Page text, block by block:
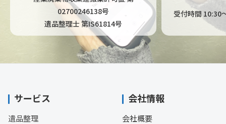
02700246138号
遺品整理士 第IS61814号
受付時間 10:30
サービス
遺品整理
会社情報
会社概要